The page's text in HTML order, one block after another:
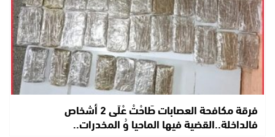
فرقة مكافحة العصابات طَاحْتْ عْلَى 2 أشخاص
فالداخلة..القضية فيها الماحيا وُ المخدرات..